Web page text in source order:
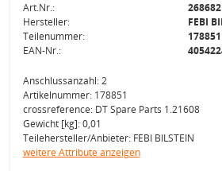
Art.Nr.:
Hersteller:
FEBI
Teilenummer:
178851
EAN-Nr.:
Anschlussanzahl: 2
Artikelnummer: 178851
crossreference: DT Spare Parts 1.21608
Gewicht [kg]: 0,01
Teilehersteller/Anbieter: FEBI BILSTEIN
weitere Attribute anzeigen